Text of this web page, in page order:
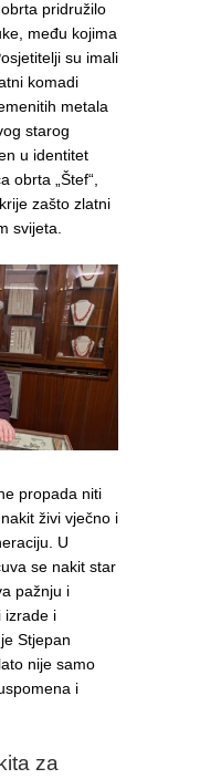
pridružilo
među kojima
su imali
komadi
metala
starog
u identitet
obrta „Štef“,
zašto zlatni
svijeta.
propada niti
živi vječno i
U
se nakit star
pažnju i
izrade i
Stjepan
nije samo
i
za